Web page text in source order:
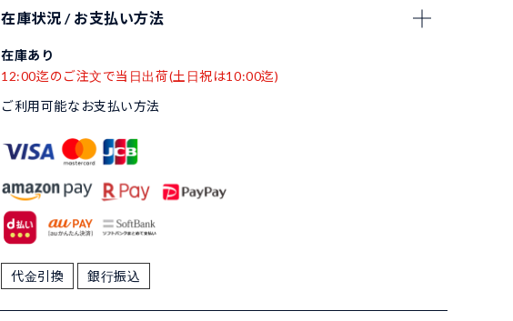
在庫状況 / お支払い方法
在庫あり
12:00迄のご注文で当日出荷(土日祝は10:00迄)
ご利用可能なお支払い方法
代金引換 銀行振込